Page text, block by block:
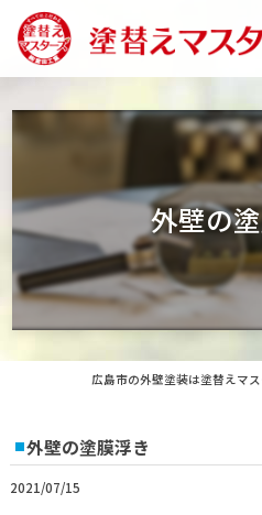
外壁の
広島市の外壁塗装は塗替えマ
外壁の塗膜浮き
2021/07/15